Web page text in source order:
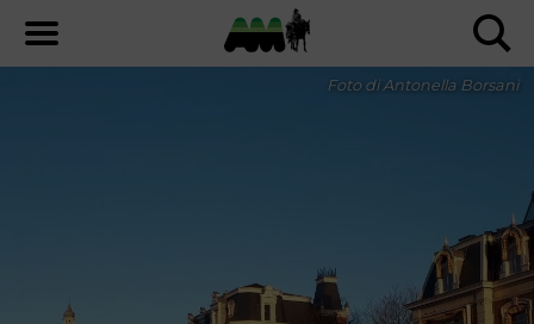
Foto di Antonella Borsani